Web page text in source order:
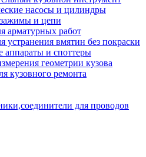
насосы и цилиндры
и цепи
арматурных работ
устранения вмятин без покраски
аппараты и споттеры
геометрии кузова
кузовного ремонта
для проводов